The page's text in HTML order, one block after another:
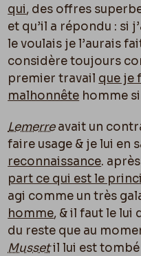
qui, des offres
et qu’il a répondu : si
le voulais je l’aurais
considère toujours
premier travail que je
malhonnête homme
Lemerreavait un
faire usage & je lui en
reconnaissance.
part ce qui est le
agi comme un très
homme, & il faut le lui
du reste que au
Mussetil lui est tombé